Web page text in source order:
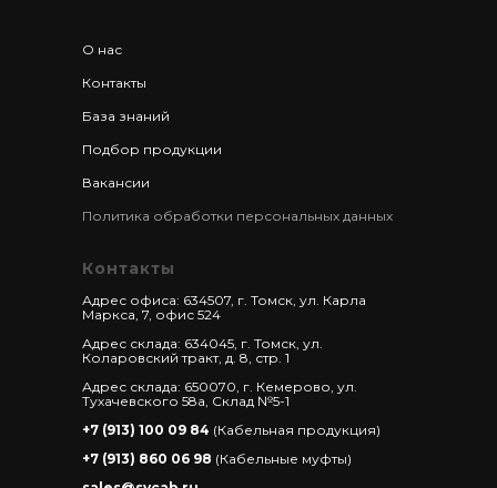
О нас
Контакты
База знаний
Подбор продукции
Вакансии
Политика обработки персональных данных
Адрес офиса: 634507, г. Томск, ул. Карла
Маркса, 7, офис 524
Адрес склада: 634045, г. Томск, ул.
Коларовский тракт, д. 8, стр. 1
Адрес склада: 650070, г. Кемерово, ул.
Тухачевского 58а, Склад №5-1
+7 (913) 100 09 84 (Кабельная продукция)
+7 (913) 860 06 98 (Кабельные муфты)
Контакты